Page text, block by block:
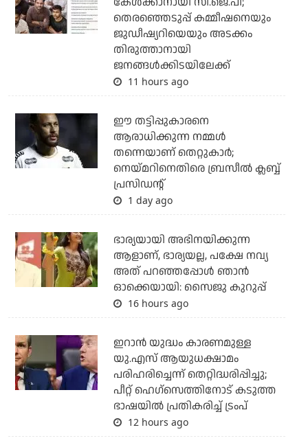
തെരഞ്ഞെടുപ്പ് കമ്മീഷനെയും
ജുഡീഷ്യറിയെയും അടക്കം
തിരുത്താനായി
ജനങ്ങള്‍ക്കിടയിലേക്ക്
11 hours ago
ഈ തട്ടിപ്പുകാരനെ
ആരാധിക്കുന്ന നമ്മള്‍
തന്നെയാണ് തെറ്റുകാര്‍;
നെയ്മറിനെതിരെ ബ്രസീല്‍ ക്ലബ്ബ്
പ്രസിഡന്റ്
1 day ago
ഭാര്യയായി അഭിനയിക്കുന്ന
ആളാണ്, ഭാര്യയല്ല, പക്ഷേ നവ്യ
അത് പറഞ്ഞപ്പോള്‍ ഞാന്‍
ഓക്കെയായി: സൈജു കുറുപ്പ്
16 hours ago
ഇറാന്‍ യുദ്ധം കാരണമുള്ള
യു.എസ് ആയുധക്ഷാമം
പരിഹരിച്ചെന്ന് തെറ്റിദ്ധരിപ്പിച്ചു;
പീറ്റ് ഹെഗ്‌സെത്തിനോട് കടുത്ത
ഭാഷയില്‍ പ്രതികരിച്ച് ട്രംപ്
12 hours ago